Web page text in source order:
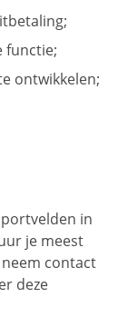
functie;
ontwikkelen;
in
je meest
contact
deze